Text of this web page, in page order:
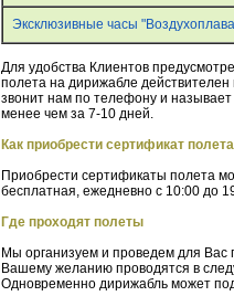
Эксклюзивные часы
Для удобства Клиентов
полета на дирижабле
звонит нам по телефону и
менее чем за 7-10 дней.
Как приобрести сертификат полета
Приобрести сертификаты полета
бесплатная, ежедневно с 10:00 до
Где проходят полеты
Мы организуем и проведем для
Вашему желанию проводятся в
Одновременно дирижабль может